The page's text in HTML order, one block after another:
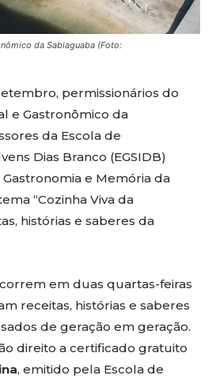
da Sabiaguaba (Foto:
permissionários do
e Gastronômico da
da Escola de
Dias Branco (EGSIDB)
e Memória da
“Cozinha Viva da
histórias e saberes da
em duas quartas-feiras
receitas, histórias e saberes
de geração em geração.
direito a certificado gratuito
, emitido pela Escola de